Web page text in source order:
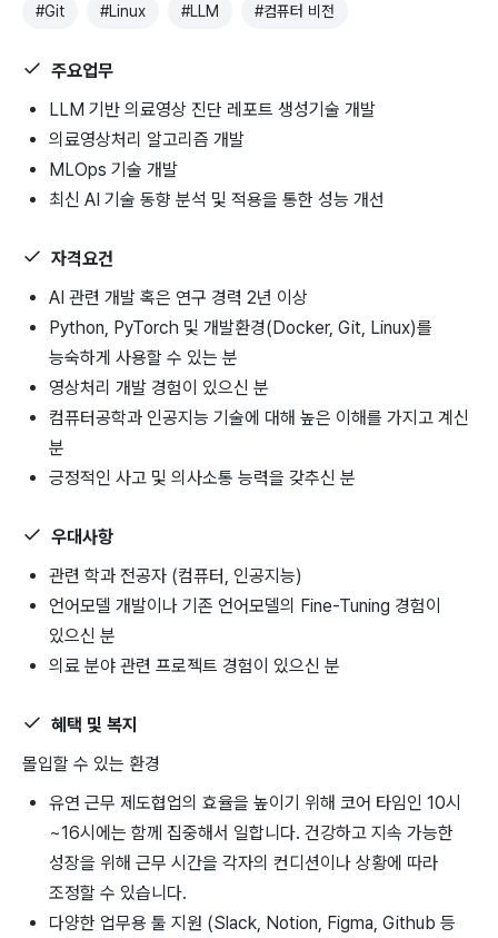
#Git #Linux #LLM #컴퓨터 비전
주요업무
LLM 기반 의료영상 진단 레포트 생성기술 개발
의료영상처리 알고리즘 개발
MLOps 기술 개발
최신 AI 기술 동향 분석 및 적용을 통한 성능 개선
자격요건
AI 관련 개발 혹은 연구 경력 2년 이상
Python, PyTorch 및 개발환경(Docker, Git, Linux)를
능숙하게 사용할 수 있는 분
영상처리 개발 경험이 있으신 분
컴퓨터공학과 인공지능 기술에 대해 높은 이해를 가지고 계신
분
긍정적인 사고 및 의사소통 능력을 갖추신 분
우대사항
관련 학과 전공자 (컴퓨터, 인공지능)
언어모델 개발이나 기존 언어모델의 Fine-Tuning 경험이
있으신 분
의료 분야 관련 프로젝트 경험이 있으신 분
혜택 및 복지
몰입할 수 있는 환경
유연 근무 제도협업의 효율을 높이기 위해 코어 타임인 10시
~16시에는 함께 집중해서 일합니다. 건강하고 지속 가능한
성장을 위해 근무 시간을 각자의 컨디션이나 상황에 따라
조정할 수 있습니다.
다양한 업무용 툴 지원 (Slack, Notion, Figma, Github 등